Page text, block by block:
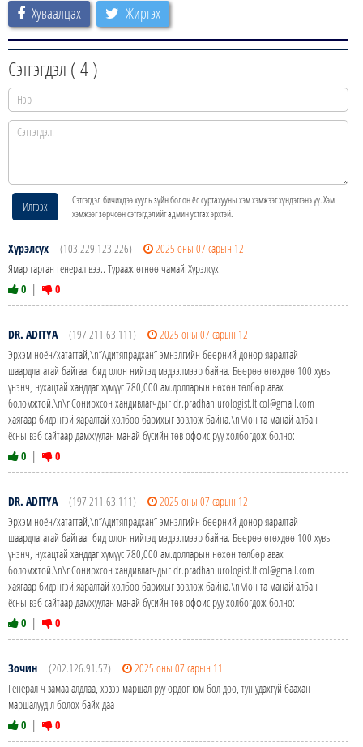
Хуваалцах Жиргэх
Сэтгэгдэл (4)
Илгээх
Сэтгэгдэл бичихдээ хууль зүйн болон ёс суртахууны хэм хэмжээг хүндэтгэнэ үү. Хэм
хэмжээг зөрчсөн сэтгэгдэлийг админ устгах эрхтэй.
Хүрэлсүх (103.229.123.226)
2025 оны 07 сарын 12
Ямар тарган генерал вээ.. Турааж өгнөө чамайгХүрэлсүх
0 | 0
DR. ADITYA (197.211.63.111)
2025 оны 07 сарын 12
Эрхэм ноён/хатагтай,\n”Адитяпрадхан” эмнэлгийн бөөрний донор яаралтай
шаардлагатай байгааг бид олон нийтэд мэдээлмээр байна. Бөөрөө өгөхдөө 100 хувь
үнэнч, нухацтай ханддаг хүмүүс 780,000 ам.долларын нөхөн төлбөр авах
боломжтой.\n\nСонирхсон хандивлагчдыг dr.pradhan.urologist.lt.col@gmail.com
хаягаар бидэнтэй яаралтай холбоо барихыг зөвлөж байна.\nМөн та манай албан
ёсны вэб сайтаар дамжуулан манай бүсийн төв оффис руу холбогдож болно:
0 | 0
DR. ADITYA (197.211.63.111)
2025 оны 07 сарын 12
Эрхэм ноён/хатагтай,\n”Адитяпрадхан” эмнэлгийн бөөрний донор яаралтай
шаардлагатай байгааг бид олон нийтэд мэдээлмээр байна. Бөөрөө өгөхдөө 100 хувь
үнэнч, нухацтай ханддаг хүмүүс 780,000 ам.долларын нөхөн төлбөр авах
боломжтой.\n\nСонирхсон хандивлагчдыг dr.pradhan.urologist.lt.col@gmail.com
хаягаар бидэнтэй яаралтай холбоо барихыг зөвлөж байна.\nМөн та манай албан
ёсны вэб сайтаар дамжуулан манай бүсийн төв оффис руу холбогдож болно:
0 | 0
Зочин (202.126.91.57)
2025 оны 07 сарын 11
Генерал ч замаа алдлаа, хэзээ маршал руу ордог юм бол доо, тун удахгүй баахан
маршалууд л болох байх даа
0 | 0